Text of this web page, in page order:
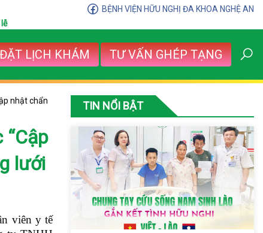
BỆNH VIỆN HỮU NGHỊ ĐA KHOA NGHỆ AN
ĐẶT LỊCH KHÁM TƯ VẤN GHÉP TẠNG
nhật chẩn
lưới
viên y tế
TIN NỔI BẬT